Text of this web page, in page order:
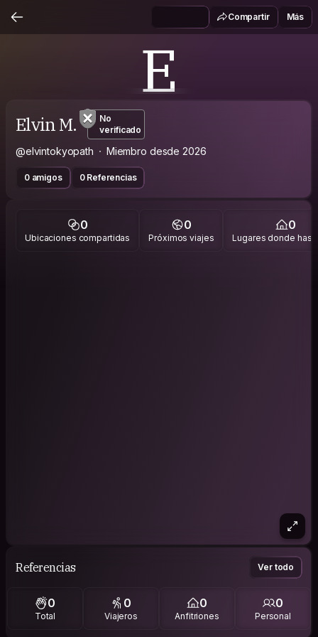
Compartir Más
E
Elvin M.
No
verificado
@elvintokyopath Miembro desde 2026
0 amigos 0 Referencias
0
Ubicaciones compartidas
0
Próximos viajes
0
Lugares donde has
Referencias Ver todo
0
Total
0
Viajeros
0
Anfitriones
0
Personal